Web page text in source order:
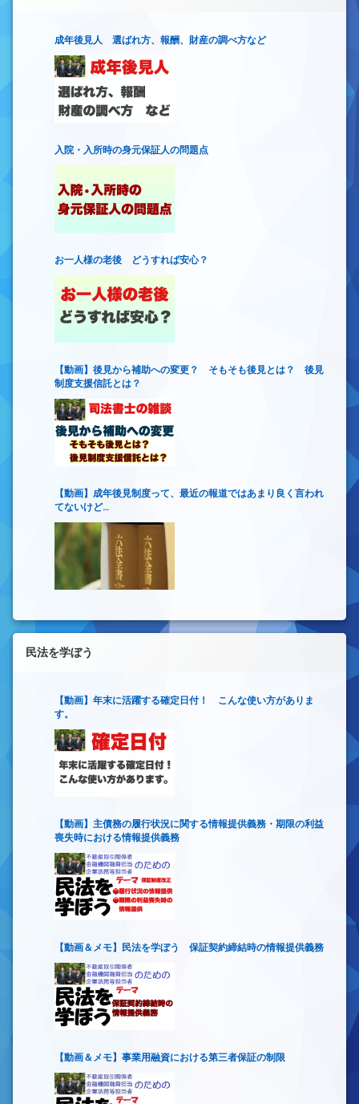
成年後見人 選ばれ方、報酬、財産の調べ方など
入院・入所時の身元保証人の問題点
お一人様の老後 どうすれば安心？
【動画】後見から補助への変更？ そもそも後見とは？ 後見
制度支援信託とは？
【動画】成年後見制度って、最近の報道ではあまり良く言われ
てないけど…
民法を学ぼう
【動画】年末に活躍する確定日付！ こんな使い方がありま
す。
【動画】主債務の履行状況に関する情報提供義務・期限の利益
喪失時における情報提供義務
【動画＆メモ】民法を学ぼう 保証契約締結時の情報提供義務
【動画＆メモ】事業用融資における第三者保証の制限